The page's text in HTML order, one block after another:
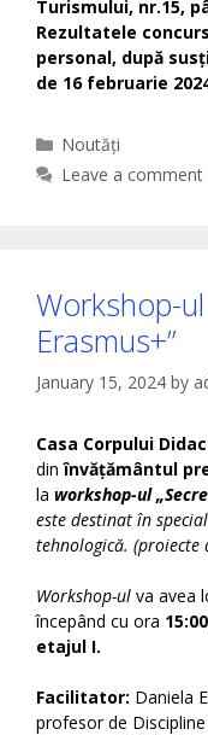
Turismului, nr.15,
Rezultatele
personal, după
de 16 februarie
Categories
Noutăți
Leave a comment
Workshop-
Erasmus+”
January 15, 2024 by
Casa Corpului
dinînvățământul
la workshop-ul
este destinat în
tehnologică. (proiecte
Workshop-ul va avea
începând cu ora 15:00
etajul I.
Facilitator: Daniela
profesor de